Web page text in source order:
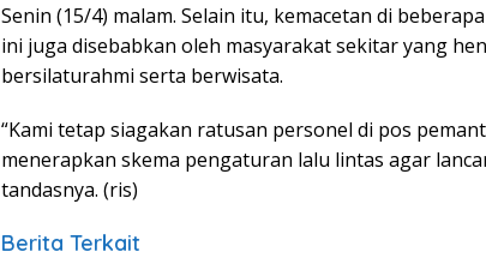
Senin (15/4) malam. Selain itu, kemacetan di
ini juga disebabkan oleh masyarakat sekitar yang
bersilaturahmi serta berwisata.
“Kami tetap siagakan ratusan personel di pos
menerapkan skema pengaturan lalu lintas agar
tandasnya. (ris)
Berita Terkait